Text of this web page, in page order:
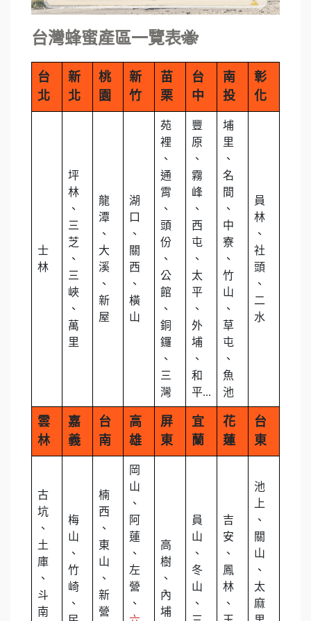
台灣蜂蜜產區一覽表🐝
台
北
新
北
桃
園
新
竹
苗
栗
台
中
南
投
彰
化
士
林
坪
林
、
三
芝
、
三
峽
、
萬
里
龍
潭
、
大
溪
、
新
屋
湖
口
、
關
西
、
橫
山
苑
裡
、
通
霄
、
頭
份
、
公
館
、
銅
鑼
、
三
灣
豐
原
、
霧
峰
、
西
屯
、
太
平
、
外
埔
、
和
平...
埔
里
、
名
間
、
中
寮
、
竹
山
、
草
屯
、
魚
池
員
林
、
社
頭
、
二
水
雲
林
嘉
義
台
南
高
雄
屏
東
宜
蘭
花
蓮
台
東
古
坑
、
土
庫
、
斗
南
梅
山
、
竹
崎
、
楠
西
、
東
山
、
新
營
岡
山
、
阿
蓮
、
左
營
、
高
樹
、
內
埔
員
山
、
冬
山
、
吉
安
、
鳳
林
、
池
上
、
關
山
、
太
麻